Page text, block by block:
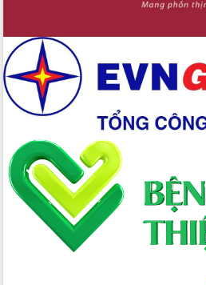
Chuyển đổi số 'mở đường' cho nông
Triển khai đồng bộ đo đạc, lập hồ sơ
địa chính, hoàn thiện cơ sở dữ liệu đất
đai
Ứng dụng sinh trắc học - Bước tiến
trong hành trình chuyển đổi số tại Đắk
Đắk Lắk nâng cao hiệu quả công tác
Đảng từ Sổ tay đảng viên điện tử
Đắk Lắk đẩy mạnh nuôi biển công
nghệ, hướng tới phát triển thủy sản
bền vững
Tập huấn nâng cao năng lực triển khai
chuyển đổi số cho cán bộ, công chức